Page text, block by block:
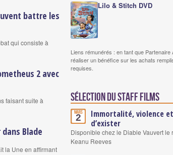
battre les
qui consiste à
2 avec
faisant suite à
Blade
la Une en affirmant
Lilo & Stitch DVD
Liens rémunérés : en tant que Partenaire
réaliser un bénéfice sur les achats
requises.
Sélection du staff Films
Mars
2
Immortalité, violence
d’exister
Disponible chez le Diable Vauvert le
Keanu Reeves